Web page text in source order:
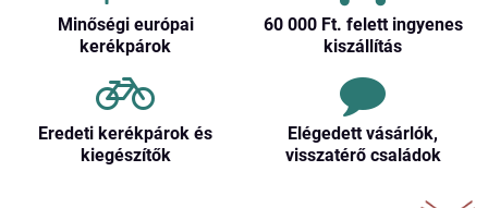
Minőségi európai
kerékpárok
60 000 Ft​. felett ingyenes
kiszállítás
Eredeti kerékpárok és
kiegészítők
Elégedett vásárlók,
visszatérő családok